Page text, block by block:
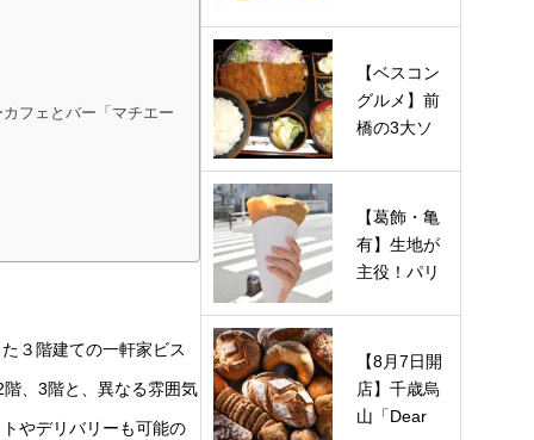
フェとバー「マチエー
３階建ての一軒家ビス
、3階と、異なる雰囲気
やデリバリーも可能の
【ベスコン
グルメ】前
橋の3大ソ
や…
【葛飾・亀
有】生地が
主役！パリ
【8月7日開
店】千歳烏
山「Dear